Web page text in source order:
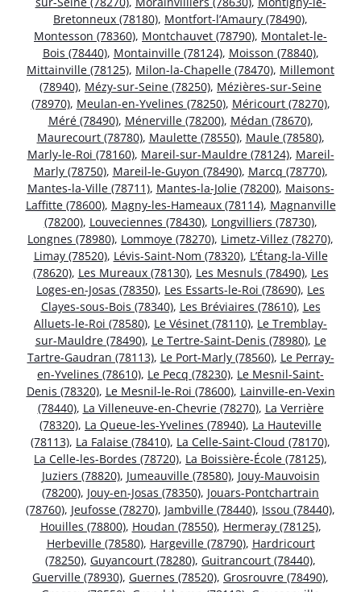
Bretonneux (78180), Montfort-l’Amaury (78490),
Montesson (78360), Montchauvet (78790), Montalet-le-
Bois (78440), Montainville (78124), Moisson (78840),
Mittainville (78125), Milon-la-Chapelle (78470), Millemont
(78940), Mézy-sur-Seine (78250), Mézières-sur-Seine
(78970), Meulan-en-Yvelines (78250), Méricourt (78270),
Méré (78490), Ménerville (78200), Médan (78670),
Maurecourt (78780), Maulette (78550), Maule (78580),
Marly-le-Roi (78160), Mareil-sur-Mauldre (78124), Mareil-
Marly (78750), Mareil-le-Guyon (78490), Marcq (78770),
Mantes-la-Ville (78711), Mantes-la-Jolie (78200), Maisons-
Laffitte (78600), Magny-les-Hameaux (78114), Magnanville
(78200), Louveciennes (78430), Longvilliers (78730),
Longnes (78980), Lommoye (78270), Limetz-Villez (78270),
Limay (78520), Lévis-Saint-Nom (78320), L’Étang-la-Ville
(78620), Les Mureaux (78130), Les Mesnuls (78490), Les
Loges-en-Josas (78350), Les Essarts-le-Roi (78690), Les
Clayes-sous-Bois (78340), Les Bréviaires (78610), Les
Alluets-le-Roi (78580), Le Vésinet (78110), Le Tremblay-
sur-Mauldre (78490), Le Tertre-Saint-Denis (78980), Le
Tartre-Gaudran (78113), Le Port-Marly (78560), Le Perray-
en-Yvelines (78610), Le Pecq (78230), Le Mesnil-Saint-
Denis (78320), Le Mesnil-le-Roi (78600), Lainville-en-Vexin
(78440), La Villeneuve-en-Chevrie (78270), La Verrière
(78320), La Queue-les-Yvelines (78940), La Hauteville
(78113), La Falaise (78410), La Celle-Saint-Cloud (78170),
La Celle-les-Bordes (78720), La Boissière-École (78125),
Juziers (78820), Jumeauville (78580), Jouy-Mauvoisin
(78200), Jouy-en-Josas (78350), Jouars-Pontchartrain
(78760), Jeufosse (78270), Jambville (78440), Issou (78440),
Houilles (78800), Houdan (78550), Hermeray (78125),
Herbeville (78580), Hargeville (78790), Hardricourt
(78250), Guyancourt (78280), Guitrancourt (78440),
Guerville (78930), Guernes (78520), Grosrouvre (78490),